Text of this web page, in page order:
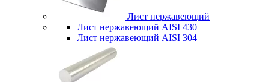
Лист нержавеющий
Лист нержавеющий AISI 430
Лист нержавеющий AISI 304